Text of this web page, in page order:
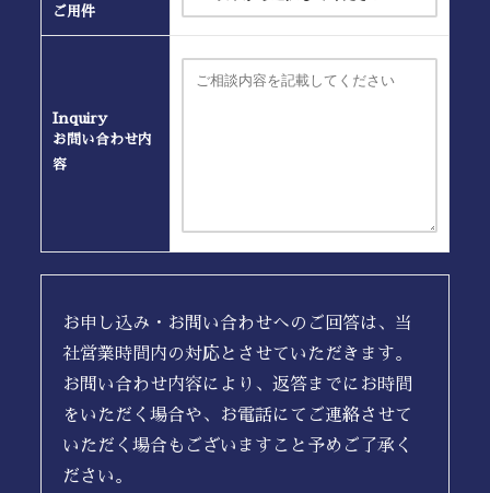
ご用件
Inquiry
お問い合わせ内
容
お申し込み・お問い合わせへのご回答は、当
社営業時間内の対応とさせていただきます。
お問い合わせ内容により、返答までにお時間
をいただく場合や、お電話にてご連絡させて
いただく場合もございますこと予めご了承く
ださい。